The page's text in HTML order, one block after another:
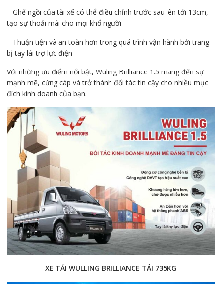
– Ghế ngồi của tài xế có thể điều chỉnh trước sau lên tới 13cm,
tạo sự thoải mái cho mọi khổ người
– Thuận tiện và an toàn hơn trong quá trình vận hành bởi trang
bị tay lái trợ lực điện
Với những ưu điểm nổi bật, Wuling Brilliance 1.5 mang đến sự
mạnh mẽ, cứng cáp và trở thành đối tác tin cậy cho nhiều mục
đích kinh doanh của bạn.
XE TẢI WULLING BRILLIANCE TẢI 735KG